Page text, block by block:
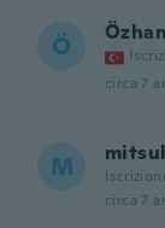
Ö Özhan
circa 7
M
circa 7